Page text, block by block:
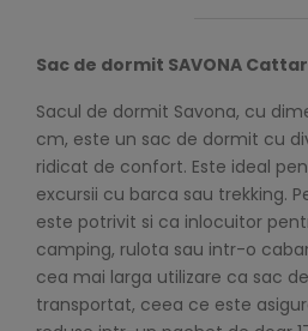
Sac de dormit SAVONA
Sacul de dormit Savona, cu
cm, este un sac de dormit cu
ridicat de confort. Este ideal
excursii cu barca sau trekking.
este potrivit si ca inlocuitor
camping, rulota sau intr-o
cea mai larga utilizare ca sac
transportat, ceea ce este